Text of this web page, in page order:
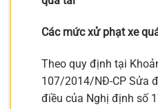
Các mức xử phạt xe
Theo quy định tại
107/2014/NĐ-CP Sửa
điều của Nghị định số